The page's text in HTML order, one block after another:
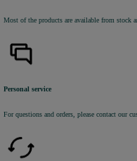
Most of the products are available from stock
Personal service
For questions and orders, please contact our